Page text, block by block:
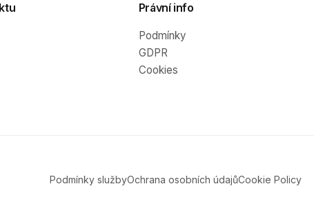
Právní info
Podmínky
GDPR
Cookies
Podmínky službyOchrana osobních údajůCookie Policy